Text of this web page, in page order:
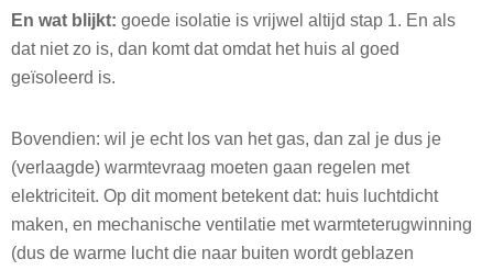
En wat blijkt: goede isolatie is vrijwel altijd stap 1. En als
dat niet zo is, dan komt dat omdat het huis al goed
geïsoleerd is.
Bovendien: wil je echt los van het gas, dan zal je dus je
(verlaagde) warmtevraag moeten gaan regelen met
elektriciteit. Op dit moment betekent dat: huis luchtdicht
maken, en mechanische ventilatie met warmteterugwinning
(dus de warme lucht die naar buiten wordt geblazen